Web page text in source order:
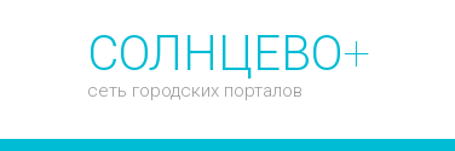
СОЛНЦЕВО+
сеть городских порталов